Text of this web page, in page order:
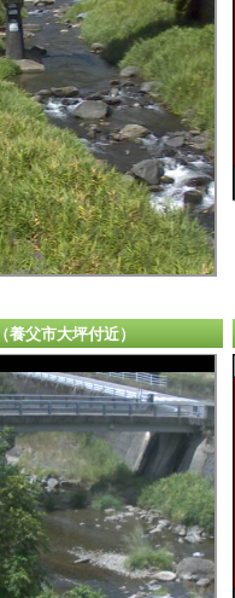
父市大坪付近）